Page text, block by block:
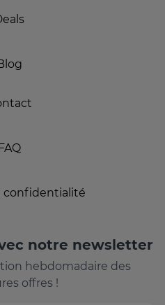
FAQ
confidentialité
notre newsletter
hebdomadaire des
offres !